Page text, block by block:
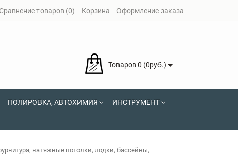
Сравнение товаров (0) Корзина Оформление заказа
Товаров 0 (0руб.)
ПОЛИРОВКА, АВТОХИМИЯ ИНСТРУМЕНТ
натяжные потолки, лодки, бассейны,